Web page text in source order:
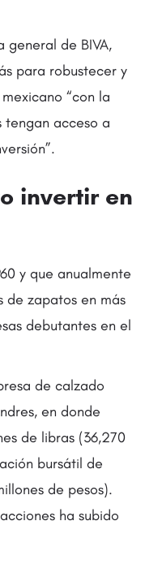
general de BIVA,
para robustecer y
“con la
tengan acceso a
invertir en
y que anualmente
de zapatos en más
debutantes en el
de calzado
en donde
de libras (36,270
bursátil de
de pesos).
ha subido